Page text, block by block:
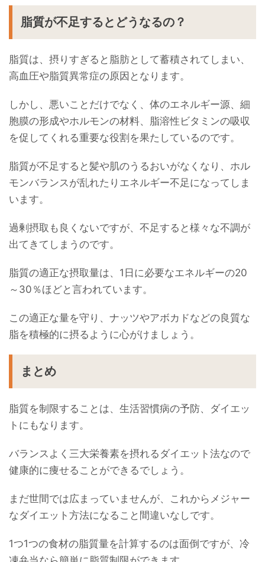
脂質が不足するとどうなるの？
脂質は、摂りすぎると脂肪として蓄積されてしまい、
高血圧や脂質異常症の原因となります。
しかし、悪いことだけでなく、体のエネルギー源、細
胞膜の形成やホルモンの材料、脂溶性ビタミンの吸収
を促してくれる重要な役割を果たしているのです。
脂質が不足すると髪や肌のうるおいがなくなり、ホル
モンバランスが乱れたりエネルギー不足になってしま
います。
過剰摂取も良くないですが、不足すると様々な不調が
出てきてしまうのです。
脂質の適正な摂取量は、1日に必要なエネルギーの20
～30％ほどと言われています。
この適正な量を守り、ナッツやアボカドなどの良質な
脂を積極的に摂るように心がけましょう。
まとめ
脂質を制限することは、生活習慣病の予防、ダイエッ
トにもなります。
バランスよく三大栄養素を摂れるダイエット法なので
健康的に痩せることができるでしょう。
まだ世間では広まっていませんが、これからメジャー
なダイエット方法になること間違いなしです。
1つ1つの食材の脂質量を計算するのは面倒ですが、冷